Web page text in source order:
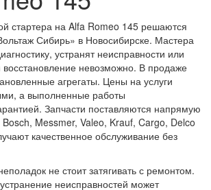
стартера на Alfa Romeo 145 решаются
Сибирь» в Новосибирске. Мастера
устранят неисправности или
восстановление невозможно. В продаже
агрегаты. Цены на услуги
а выполненные работы
Запчасти поставляются напрямую
Bosch, Messmer, Valeo, Krauf, Cargo, Delco
качественное обслуживание без
не стоит затягивать с ремонтом.
неисправностей может